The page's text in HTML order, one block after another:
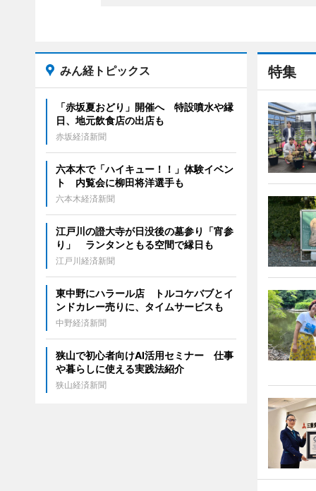
特集
みん経トピックス
「赤坂夏おどり」開催へ 特設噴水や縁
日、地元飲食店の出店も
赤坂経済新聞
六本木で「ハイキュー！！」体験イベン
ト 内覧会に柳田将洋選手も
六本木経済新聞
江戸川の證大寺が日没後の墓参り「宵参
り」 ランタンともる空間で縁日も
江戸川経済新聞
東中野にハラール店 トルコケバブとイ
ンドカレー売りに、タイムサービスも
中野経済新聞
狭山で初心者向けAI活用セミナー 仕事
や暮らしに使える実践法紹介
狭山経済新聞